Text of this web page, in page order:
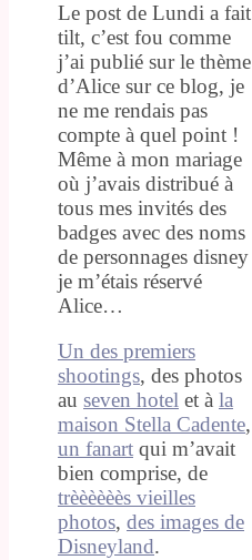
Le post de Lundi a fait
tilt, c’est fou comme
j’ai publié sur le thème
d’Alice sur ce blog, je
ne me rendais pas
compte à quel point !
Même à mon mariage
où j’avais distribué à
tous mes invités des
badges avec des noms
de personnages disney
je m’étais réservé
Alice…
Un des premiers
shootings, des photos
au seven hotel et à la
maison Stella Cadente,
un fanart qui m’avait
bien comprise, de
trèèèèèès vieilles
photos, des images de
Disneyland.